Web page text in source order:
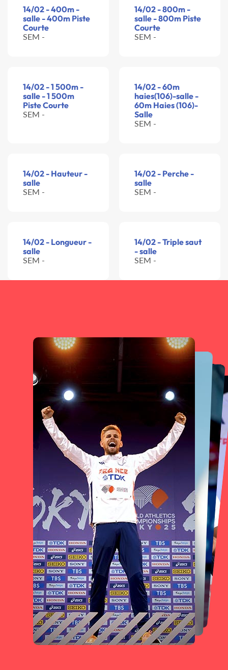
14/02 - 400m -
salle - 400m Piste
Courte
SEM -
14/02 - 800m -
salle - 800m Piste
Courte
SEM -
14/02 - 1 500m -
salle - 1 500m
Piste Courte
SEM -
14/02 - 60m
haies(106)-salle -
60m Haies (106)-
Salle
SEM -
14/02 - Hauteur -
salle
SEM -
14/02 - Perche -
salle
SEM -
14/02 - Longueur -
salle
SEM -
14/02 - Triple saut
- salle
SEM -